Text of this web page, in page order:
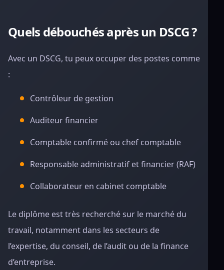
Quels débouchés après un DSCG ?
Avec un DSCG, tu peux occuper des postes comme
:
Contrôleur de gestion
Auditeur financier
Comptable confirmé ou chef comptable
Responsable administratif et financier (RAF)
Collaborateur en cabinet comptable
Le diplôme est très recherché sur le marché du
travail, notamment dans les secteurs de
l’expertise, du conseil, de l’audit ou de la finance
d’entreprise.